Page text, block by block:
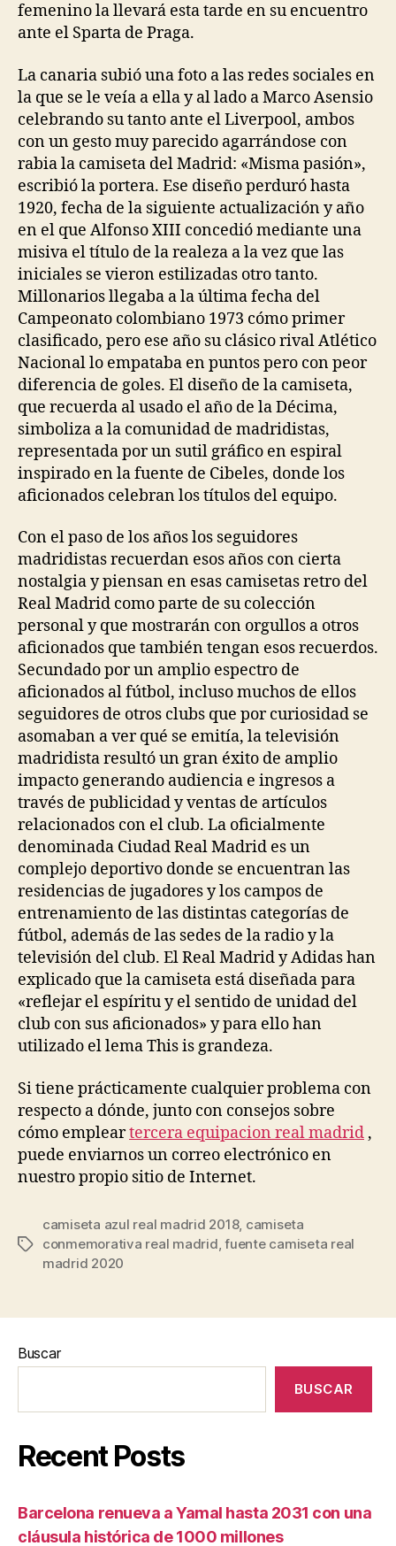
femenino la llevará esta tarde en su encuentro
ante el Sparta de Praga.
La canaria subió una foto a las redes sociales en
la que se le veía a ella y al lado a Marco Asensio
celebrando su tanto ante el Liverpool, ambos
con un gesto muy parecido agarrándose con
rabia la camiseta del Madrid: «Misma pasión»,
escribió la portera. Ese diseño perduró hasta
1920, fecha de la siguiente actualización y año
en el que Alfonso XIII concedió mediante una
misiva el título de la realeza a la vez que las
iniciales se vieron estilizadas otro tanto.
Millonarios llegaba a la última fecha del
Campeonato colombiano 1973 cómo primer
clasificado, pero ese año su clásico rival Atlético
Nacional lo empataba en puntos pero con peor
diferencia de goles. El diseño de la camiseta,
que recuerda al usado el año de la Décima,
simboliza a la comunidad de madridistas,
representada por un sutil gráfico en espiral
inspirado en la fuente de Cibeles, donde los
aficionados celebran los títulos del equipo.
Con el paso de los años los seguidores
madridistas recuerdan esos años con cierta
nostalgia y piensan en esas camisetas retro del
Real Madrid como parte de su colección
personal y que mostrarán con orgullos a otros
aficionados que también tengan esos recuerdos.
Secundado por un amplio espectro de
aficionados al fútbol, incluso muchos de ellos
seguidores de otros clubs que por curiosidad se
asomaban a ver qué se emitía, la televisión
madridista resultó un gran éxito de amplio
impacto generando audiencia e ingresos a
través de publicidad y ventas de artículos
relacionados con el club. La oficialmente
denominada Ciudad Real Madrid es un
complejo deportivo donde se encuentran las
residencias de jugadores y los campos de
entrenamiento de las distintas categorías de
fútbol, además de las sedes de la radio y la
televisión del club. El Real Madrid y Adidas han
explicado que la camiseta está diseñada para
«reflejar el espíritu y el sentido de unidad del
club con sus aficionados» y para ello han
utilizado el lema This is grandeza.
Si tiene prácticamente cualquier problema con
respecto a dónde, junto con consejos sobre
cómo empleartercera equipacion real madrid ,
puede enviarnos un correo electrónico en
nuestro propio sitio de Internet.
Etiquetas
camiseta azul real madrid 2018, camiseta
conmemorativa real madrid ,fuente camiseta real
madrid 2020
Buscar
BUSCAR
Recent Posts
Barcelona renueva a Yamal hasta 2031 con una
cláusula histórica de 1000 millones